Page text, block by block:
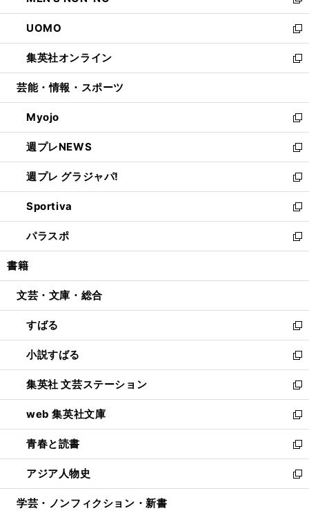
開
く
ウ
で
開
く
ン
ド
ウ
で
開
ウ
ィ
ン
ド
ウ
開
く
し
い
ウ
ィ
ン
ウ
で
開
く
UOMO
新
し
い
ウ
ン
ド
ウ
で
開
く
集英社オンライン
新
し
ウ
ィ
ン
ド
ウ
で
開
く
芸能・情報・スポーツ
Myojo
新
し
い
ウ
ィ
ン
ド
ウ
で
開
週プレNEWS
新
し
い
ウ
ィ
ン
ド
ウ
開
週プレ グラジャパ!
新
し
い
ウ
ィ
ン
ウ
開
く
Sportiva
新
し
い
ウ
ン
ウ
で
開
く
パラスポ
新
し
ウ
ン
ド
ウ
で
開
く
書籍
文芸・文庫・総合
すばる
新
し
い
ウ
ィ
ン
ド
ウ
で
開
く
小説すばる
新
し
い
ウ
ィ
ン
ド
ウ
で
開
集英社 文芸ステーション
新
し
い
ウ
ィ
ン
ド
ウ
web 集英社文庫
新
し
い
ウ
ィ
ン
青春と読書
新
し
い
ウ
アジア人物史
新
し
学芸・ノンフィクション・新書